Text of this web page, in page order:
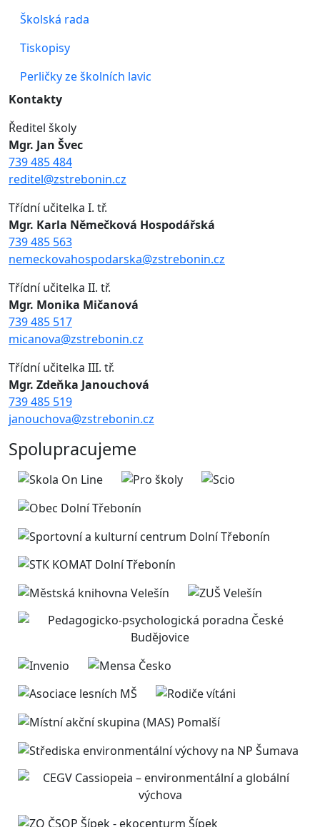
Školská rada
Tiskopisy
Perličky ze školních lavic
Kontakty
Ředitel školy
Mgr. Jan Švec
739 485 484
reditel@zstrebonin.cz
Třídní učitelka I. tř.
Mgr. Karla Němečková Hospodářská
739 485 563
nemeckovahospodarska@zstrebonin.cz
Třídní učitelka II. tř.
Mgr. Monika Mičanová
739 485 517
micanova@zstrebonin.cz
Třídní učitelka III. tř.
Mgr. Zdeňka Janouchová
739 485 519
janouchova@zstrebonin.cz
Spolupracujeme